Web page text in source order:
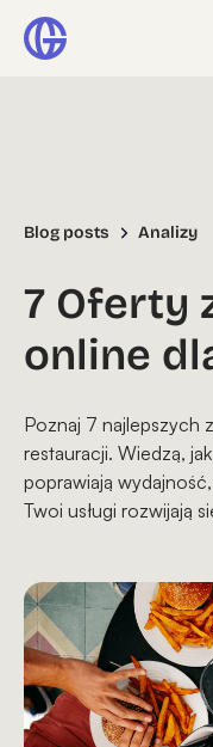
Blog posts Analizy
7 Oferty
online
Poznaj 7 najlepszych
restauracji. Wiedzą,
poprawiają
Twoi usługi rozwijają